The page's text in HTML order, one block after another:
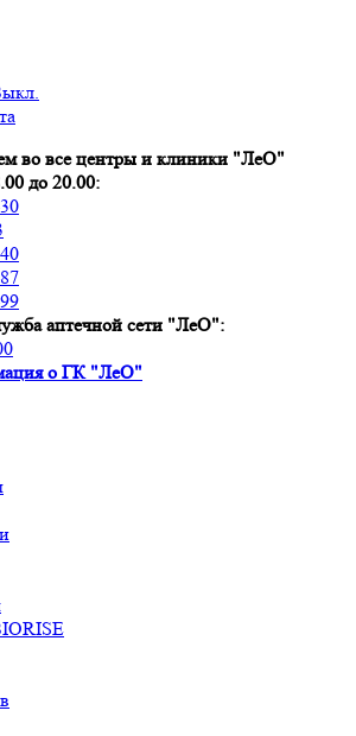
во все центры и клиники "ЛеО"
до 20.00:
аптечной сети "ЛеО":
о ГК "ЛеО"